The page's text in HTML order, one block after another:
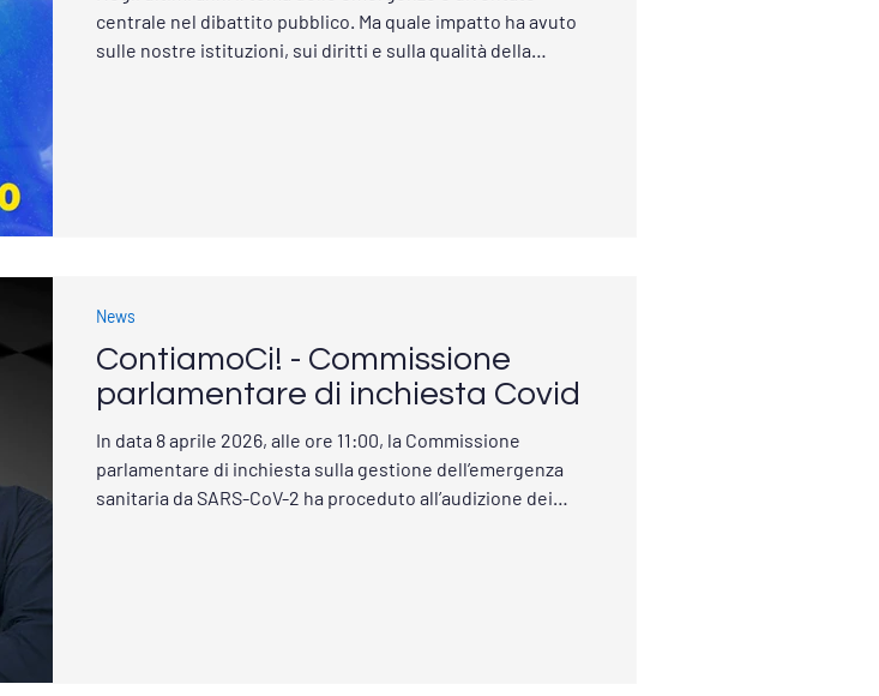
centrale nel dibattito pubblico. Ma quale impatto ha avuto
sulle nostre istituzioni, sui diritti e sulla qualità della
ContiamoCi! - Commissione
parlamentare di inchiesta Covid
In data 8 aprile 2026, alle ore 11:00, la Commissione
parlamentare di inchiesta sulla gestione dell’emergenza
sanitaria da SARS-CoV-2 ha proceduto all’audizione dei
News